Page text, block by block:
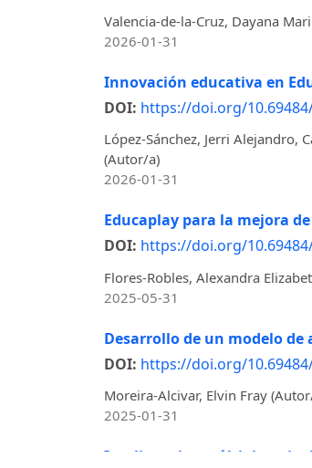
Valencia-de-la-Cruz, Dayana
2026-01-31
Innovación educativa en
DOI: https://doi.org/
López-Sánchez, Jerri Alejandro,
(Autor/a)
2026-01-31
Educaplay para la mejora
DOI: https://doi.org/
Flores-Robles, Alexandra
2025-05-31
Desarrollo de un modelo
DOI: https://doi.org/
Moreira-Alcivar, Elvin Fray
2025-01-31
Inteligencias múltiples e